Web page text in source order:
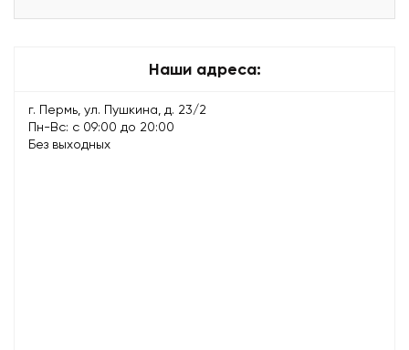
Наши адреса:
г. Пермь, ул. Пушкина, д. 23/2
Пн-Вс: с 09:00 до 20:00
Без выходных